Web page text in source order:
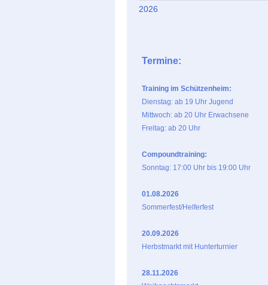
2026
Termine:
Training im Schützenheim:
Dienstag: ab 19 Uhr Jugend
Mittwoch: ab 20 Uhr Erwachsene
Freitag: ab 20 Uhr
Compoundtraining:
Sonntag: 17:00 Uhr bis 19:00 Uhr
01.08.2026
Sommerfest/Helferfest
20.09.2026
Herbstmarkt mit Hunterturnier
28.11.2026